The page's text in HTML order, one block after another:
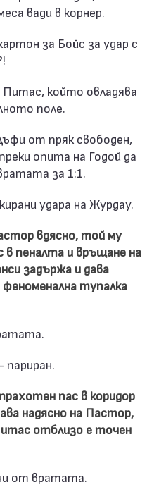
вади в корнер.
за Бойс за удар с
който овладява
поле.
от пряк свободен,
опита на Годой да
за 1:1.
удара на Журдау.
вдясно, той му
в пеналта и връщане на
задържа и дава
тупалка
пас в коридор
надясно на Пастор,
отблизо е точен
от вратата.